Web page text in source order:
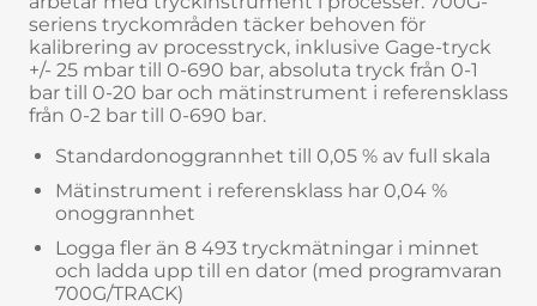
seriens tryckområden täcker behoven för
kalibrering av processtryck, inklusive Gage-tryck
+/- 25 mbar till 0-690 bar, absoluta tryck från 0-1
bar till 0-20 bar och mätinstrument i referensklass
från 0-2 bar till 0-690 bar.
Standardonoggrannhet till 0,05 % av full skala
Mätinstrument i referensklass har 0,04 %
onoggrannhet
Logga fler än 8 493 tryckmätningar i minnet
och ladda upp till en dator (med programvaran
700G/TRACK)